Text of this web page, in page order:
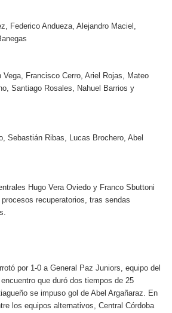
Federico Andueza, Alejandro Maciel,
Francisco Cerro, Ariel Rojas, Mateo
Santiago Rosales, Nahuel Barrios y
Sebastián Ribas, Lucas Brochero, Abel
Hugo Vera Oviedo y Franco Sbuttoni
recuperatorios, tras sendas
por 1-0 a General Paz Juniors, equipo del
encuentro que duró dos tiempos de 25
se impuso gol de Abel Argañaraz. En
los equipos alternativos, Central Córdoba